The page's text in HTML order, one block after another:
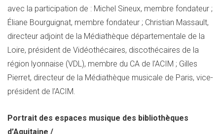
avec la participation de : Michel Sineux, membre fondateur ;
Éliane Bourguignat, membre fondateur ; Christian Massault,
directeur adjoint de la Médiathèque départementale de la
Loire, président de Vidéothécaires, discothécaires de la
région lyonnaise (VDL), membre du CA de l’ACIM ; Gilles
Pierret, directeur de la Médiathèque musicale de Paris, vice-
président de l’ACIM.
Portrait des espaces musique des bibliothèques
d’Aquitaine /